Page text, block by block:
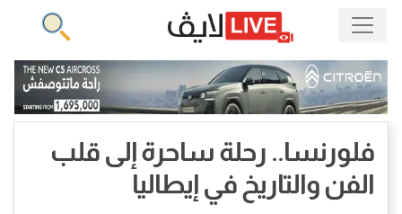
فلورنسا.. رحلة ساحرة إلى قلب
الفن والتاريخ في إيطاليا